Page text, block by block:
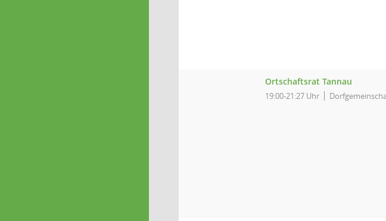
Ortschaftsrat Tannau
19:00-21:27 Uhr